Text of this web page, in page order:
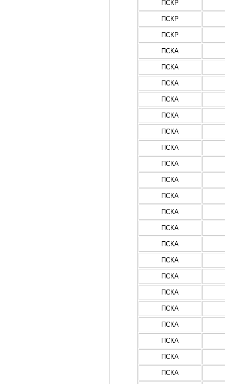
ПСКР
ПСКР
ПСКР
ПСКА
ПСКА
ПСКА
ПСКА
ПСКА
ПСКА
ПСКА
ПСКА
ПСКА
ПСКА
ПСКА
ПСКА
ПСКА
ПСКА
ПСКА
ПСКА
ПСКА
ПСКА
ПСКА
ПСКА
ПСКА